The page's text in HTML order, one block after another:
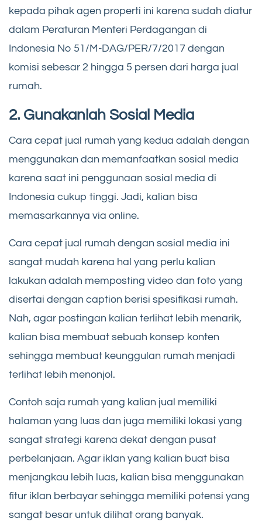
kepada pihak agen properti ini karena sudah diatur
dalam Peraturan Menteri Perdagangan di
Indonesia No 51/M-DAG/PER/7/2017 dengan
komisi sebesar 2 hingga 5 persen dari harga jual
rumah.
2. Gunakanlah Sosial Media
Cara cepat jual rumah yang kedua adalah dengan
menggunakan dan memanfaatkan sosial media
karena saat ini penggunaan sosial media di
Indonesia cukup tinggi. Jadi, kalian bisa
memasarkannya via online.
Cara cepat jual rumah dengan sosial media ini
sangat mudah karena hal yang perlu kalian
lakukan adalah memposting video dan foto yang
disertai dengan caption berisi spesifikasi rumah.
Nah, agar postingan kalian terlihat lebih menarik,
kalian bisa membuat sebuah konsep konten
sehingga membuat keunggulan rumah menjadi
terlihat lebih menonjol.
Contoh saja rumah yang kalian jual memiliki
halaman yang luas dan juga memiliki lokasi yang
sangat strategi karena dekat dengan pusat
perbelanjaan. Agar iklan yang kalian buat bisa
menjangkau lebih luas, kalian bisa menggunakan
fitur iklan berbayar sehingga memiliki potensi yang
sangat besar untuk dilihat orang banyak.